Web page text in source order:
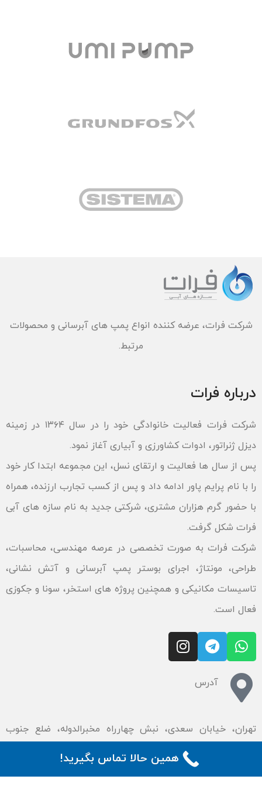
شرکت فرات، عرضه کننده انواع پمپ های آبرسانی و محصولات
مرتبط.
درباره فرات
شرکت فرات فعالیت خانوادگی خود را در سال ۱۳۶۴ در زمینه
دیزل ژنراتور، ادوات کشاورزی و آبیاری آغاز نمود.
پس از سال ها فعالیت و ارتقای نسل، این مجموعه ابتدا کار خود
را با نام پرایم پاور ادامه داد و پس از کسب تجارب ارزنده، همراه
با حضور گرم هزاران مشتری، شرکتی جدید به نام سازه های آبی
فرات شکل گرفت.
شرکت فرات به صورت تخصصی در عرصه مهندسی، محاسبات،
طراحی، مونتاژ، اجرای بوستر پمپ آبرسانی و آتش نشانی،
تاسیسات مکانیکی و همچنین پروژه های استخر، سونا و جکوزی
فعال است.
آدرس
تهران، خیابان سعدی، نبش چهارراه مخبرالدوله، ضلع جنوب
همین حالا تماس بگیرید!